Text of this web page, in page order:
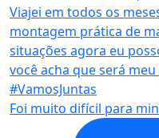
Foi muito difícil para